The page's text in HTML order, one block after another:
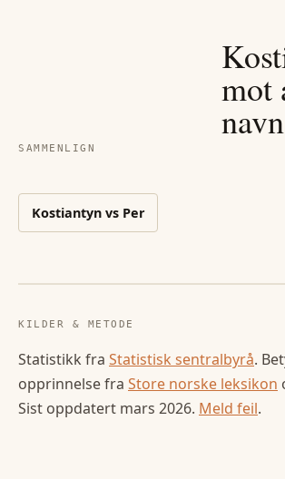
SAMMENLIGN
mot
navn
Kostiantynvs Per
KILDER & METODE
Statistikk fra Statistisk sentralbyrå.
opprinnelse fra Store norske leksikon
Sist oppdatert mars 2026. Meld feil.